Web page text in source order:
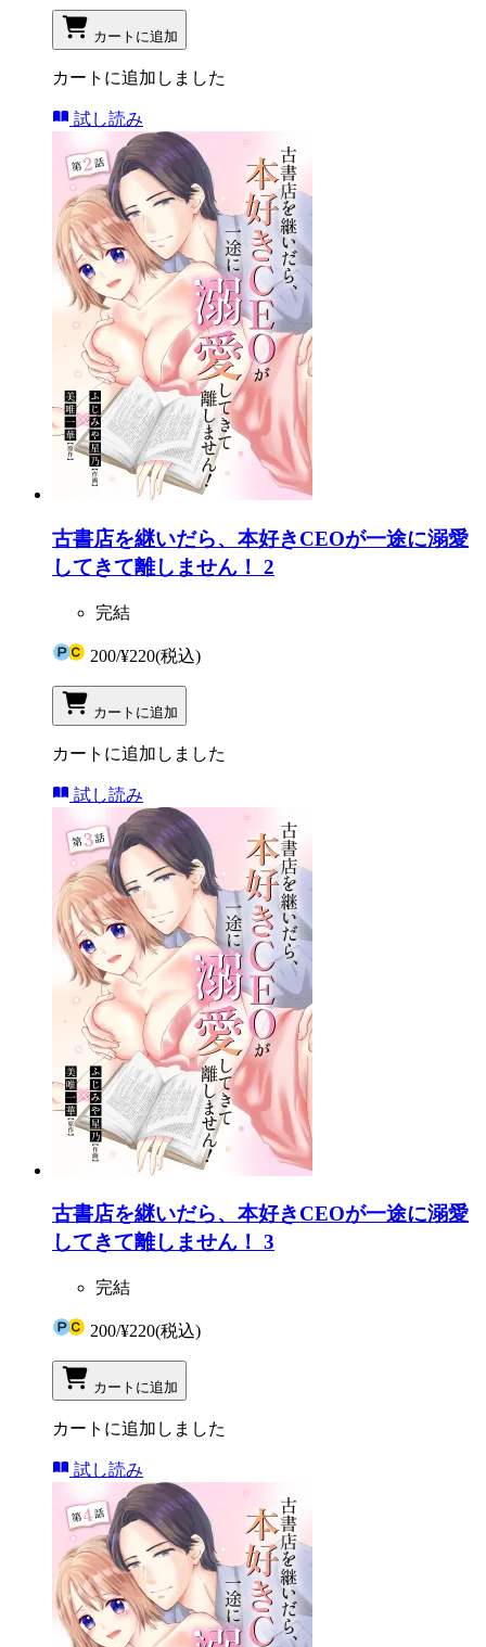
カートに追加
カートに追加しました
試し読み
古書店を継いだら、本好きCEOが一途に溺愛
してきて離しません！ 2
完結
200/¥220(税込)
カートに追加
カートに追加しました
試し読み
古書店を継いだら、本好きCEOが一途に溺愛
してきて離しません！ 3
完結
200/¥220(税込)
カートに追加
カートに追加しました
試し読み